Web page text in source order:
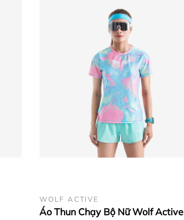
WOLF ACTIVE
Áo Thun Chạy Bộ Nữ Wolf Active